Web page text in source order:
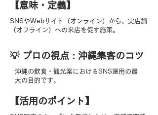
【​意味・定義】
SNSやWebサイト（オンライン）から、実店舗
（オフライン）への来店を促す施策。
​💡 プロの視点 : 沖縄集客のコツ
沖縄の飲食・観光業におけるSNS運用の最
大の目的です。
【​活用のポイント】